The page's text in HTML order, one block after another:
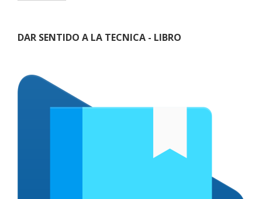
DAR SENTIDO A LA TECNICA - LIBRO